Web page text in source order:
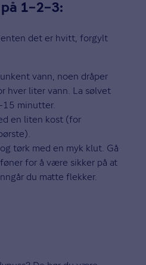
1–2–3:
enten det er hvitt, forgylt
vann, noen dråper
hver liter vann. La sølvet
minutter.
en liten kost (for
tørk med en myk klut. Gå
for å være sikker på at
du matte flekker.